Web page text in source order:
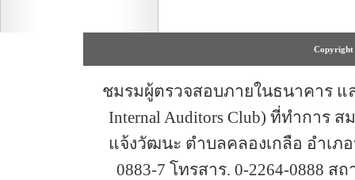
Copyright
ชมรมผู้ตรวจสอบภายในธนาคาร แล
Internal Auditors Club) ที่ทำการ
แจ้งวัฒนะ ตำบลคลองเกลือ อำเภ
0883-7 โทรสาร. 0-2264-0888